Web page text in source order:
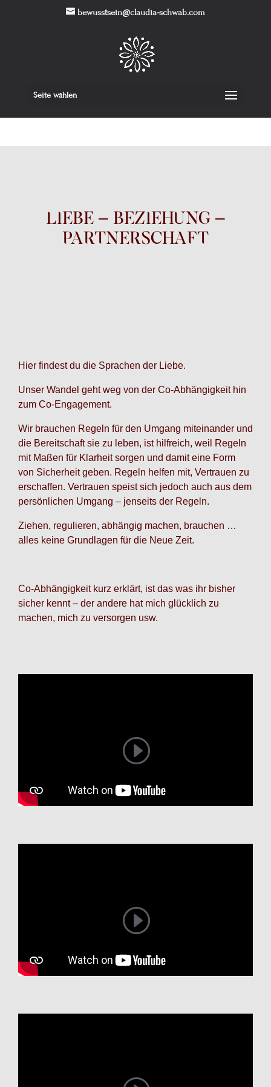
bewusstsein@claudia-schwab.com
Seite wählen
Liebe – Beziehung –
Partnerschaft
Hier findest du die Sprachen der Liebe.
Unser Wandel geht weg von der Co-Abhängigkeit hin
zum Co-Engagement.
Wir brauchen Regeln für den Umgang miteinander und
die Bereitschaft sie zu leben, ist hilfreich, weil Regeln
mit Maßen für Klarheit sorgen und damit eine Form
von Sicherheit geben. Regeln helfen mit, Vertrauen zu
erschaffen. Vertrauen speist sich jedoch auch aus dem
persönlichen Umgang – jenseits der Regeln.
Ziehen, regulieren, abhängig machen, brauchen …
alles keine Grundlagen für die Neue Zeit.
Co-Abhängigkeit kurz erklärt, ist das was ihr bisher
sicher kennt – der andere hat mich glücklich zu
machen, mich zu versorgen usw.